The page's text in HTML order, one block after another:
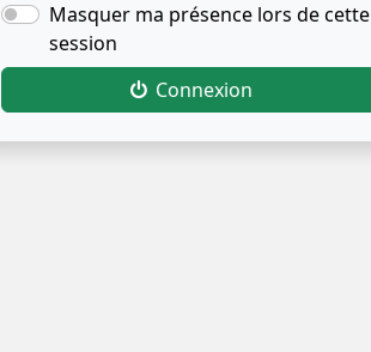
Masquer ma présence lors de cette
session
Connexion